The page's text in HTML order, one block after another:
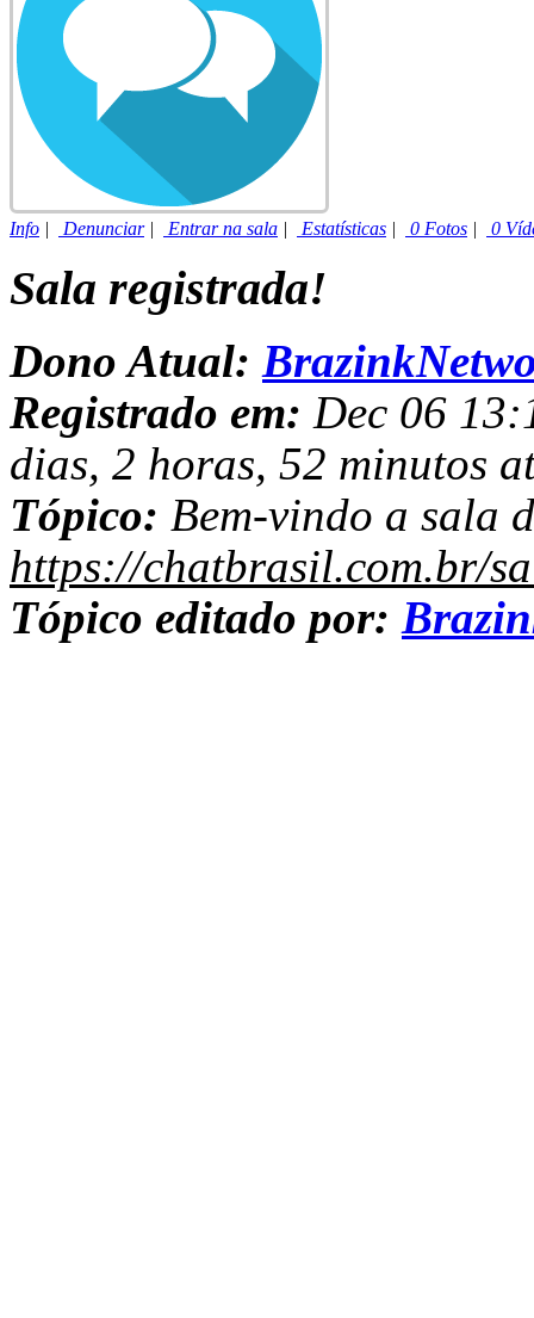
Info | Denunciar| Entrar na sala | Estatísticas | 0 Fotos | 0
Sala registrada!
Dono Atual:
Registrado em: Dec 06
dias, 2 horas, 52 minutos
Tópico: Bem-vindo a sala
https://chatbrasil.com.br/
Tópico editado por: